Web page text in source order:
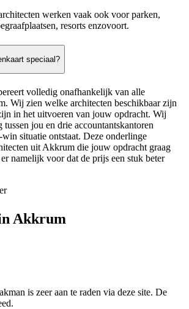
werken vaak ook voor parken,
resorts enzovoort.
speciaal?
volledig onafhankelijk van alle
Wij zien welke architecten beschikbaar zijn
in het uitvoeren van jouw opdracht. Wij
tussen jou en drie accountantskantoren
situatie ontstaat. Deze onderlinge
uit Akkrum die jouw opdracht graag
namelijk voor dat de prijs een stuk beter
Akkrum
is zeer aan te raden via deze site. De